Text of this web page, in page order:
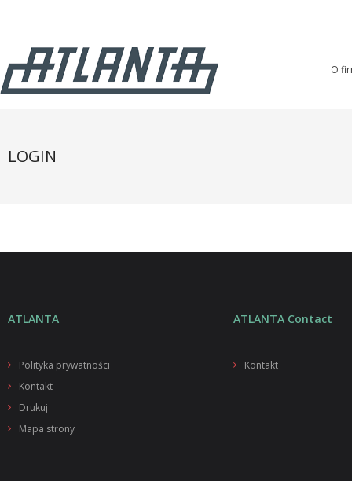
O
LOGIN
ATLANTA
Polityka prywatności
Kontakt
Drukuj
Mapa strony
ATLANTA Contact
Kontakt